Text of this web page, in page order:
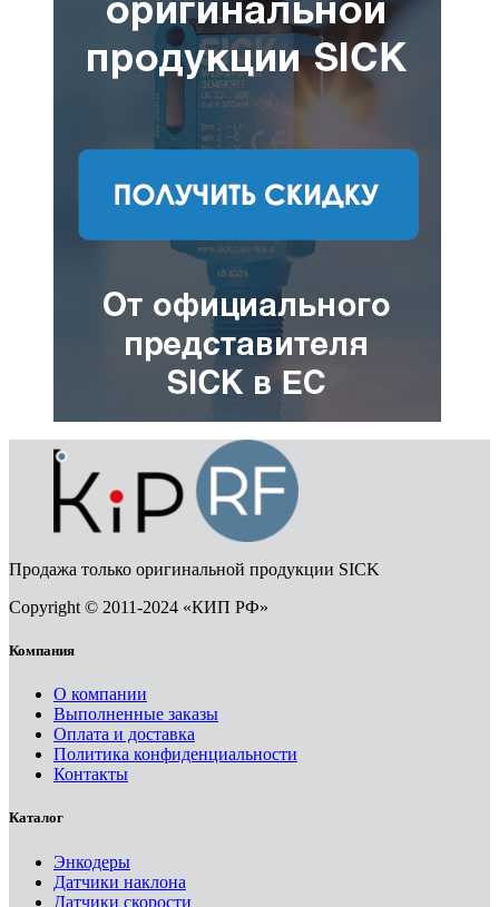
Продажа только оригинальной продукции SICK
Copyright © 2011-2024 «КИП РФ»
Компания
О компании
Выполненные заказы
Оплата и доставка
Политика конфиденциальности
Контакты
Каталог
Энкодеры
Датчики наклона
Датчики скорости